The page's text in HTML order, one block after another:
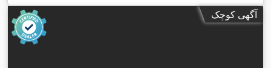
آگهی کوچک